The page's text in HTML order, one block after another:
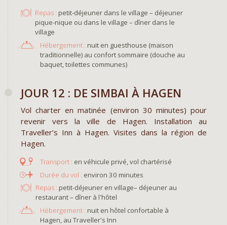
Repas : petit-déjeuner dans le village – déjeuner
pique-nique ou dans le village – dîner dans le
village
Hébergement : nuit en guesthouse (maison
traditionnelle) au confort sommaire (douche au
baquet, toilettes communes)
JOUR 12 : DE SIMBAI À HAGEN
Vol charter en matinée (environ 30 minutes) pour
revenir vers la ville de Hagen. Installation au
Traveller’s Inn à Hagen. Visites dans la région de
Hagen.
en véhicule privé, vol chartérisé
environ 30 minutes
Repas : petit-déjeuner en village– déjeuner au
restaurant – dîner à l'hôtel
Hébergement : nuit en hôtel confortable à
Hagen, au Traveller's Inn